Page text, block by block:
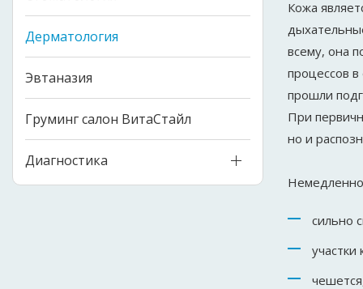
Дерматология
Эвтаназия
Груминг салон ВитаСтайл
Диагностика
Кожа
всему, она
процессов
прошли
При
но и
Немедленно
сильно